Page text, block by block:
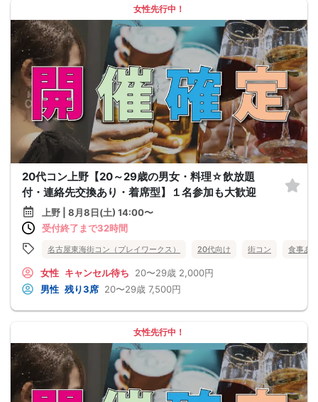
女性先行中！
20代コン上野【20～29歳の男女・料理☆飲放題
付・連絡先交換あり・着席型】１名参加も大歓迎
上野 | 8月8日(土) 14:00〜
受付終了まで32時間
名古屋東海街コン（プレイワークス） 20代向け 街コン 食事あ
女性 キャンセル待ち 20〜29歳 2,000円
男性 残り3席 20〜29歳 7,500円
女性先行中！